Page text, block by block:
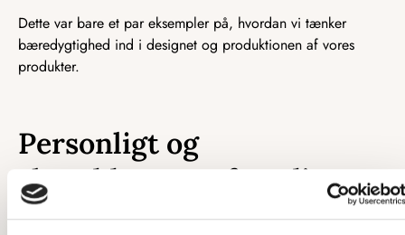
Dette var bare et par eksempler på, hvordan vi tænker
bæredygtighed ind i designet og produktionen af vores
produkter.
Personligt og
skræddersyet efter dit
ønske